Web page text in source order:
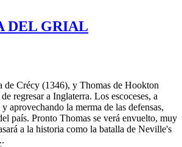
DEL GRIAL
de Crécy (1346), y Thomas de Hookton
regresar a Inglaterra. Los escoceses, a
aprovechando la merma de las defensas,
país. Pronto Thomas se verá envuelto, muy
a la historia como la batalla de Neville's